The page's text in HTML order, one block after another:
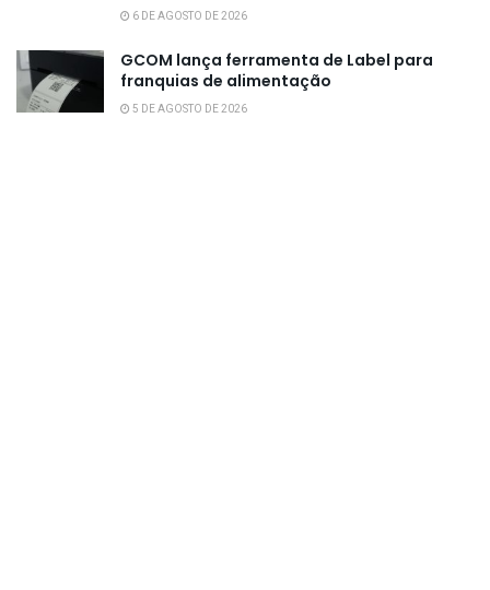
6 DE AGOSTO DE 2026
GCOM lança ferramenta de Label para
franquias de alimentação
5 DE AGOSTO DE 2026